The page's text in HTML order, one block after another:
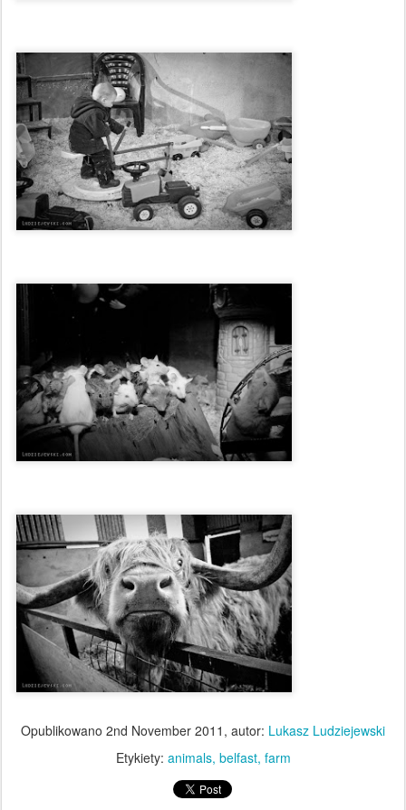
Opublikowano 2nd November 2011 , autor: Lukasz Ludziejewski
Etykiety: animals belfast farm